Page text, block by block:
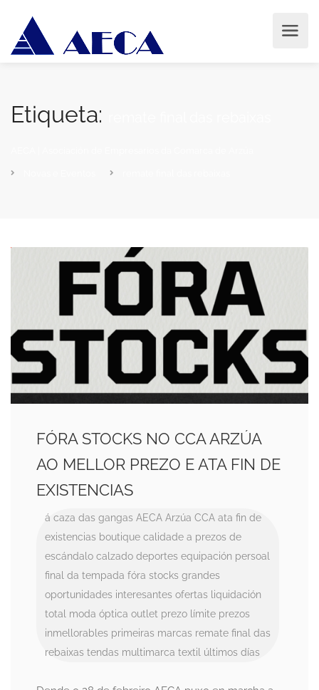
Etiqueta:
FÓRA STOCKS NO CCA ARZÚA
AO MELLOR PREZO E ATA FIN DE
EXISTENCIAS
á caza das gangas AECA Arzúa CCA ata fin de
existencias boutique calidade a prezos de
escándalo calzado deportes equipación persoal
final da tempada fóra stocks grandes
oportunidades interesantes ofertas
liquidación
total
moda óptica outlet prezo límite prezos
inmellorables primeiras marcas remate final das
rebaixas tendas multimarca textil últimos días